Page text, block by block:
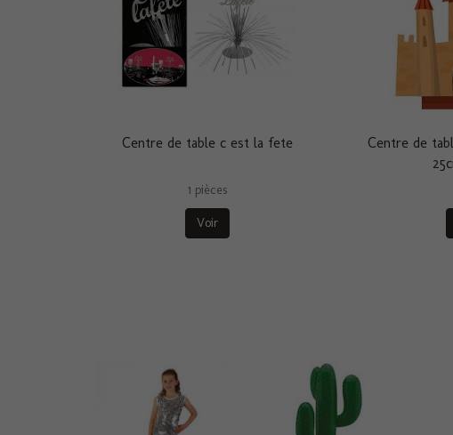
Centre de table c est la fete
1 pièces
Voir
Centre de